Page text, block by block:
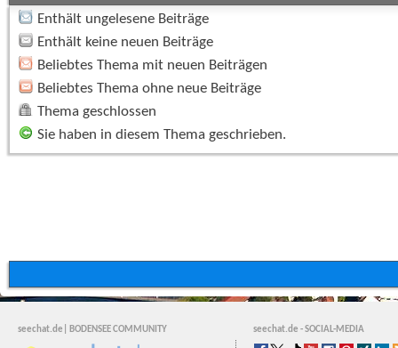
Enthält ungelesene Beiträge
Enthält keine neuen Beiträge
Beliebtes Thema mit neuen Beiträgen
Beliebtes Thema ohne neue Beiträge
Thema geschlossen
Sie haben in diesem Thema geschrieben.
seechat.de| BODENSEE COMMUNITY seechat.de - SOCIAL-MEDIA